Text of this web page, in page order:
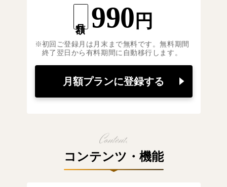
990 円
初回ご登録月は月末まで無料です。無料期間
終了翌日から有料期間に自動移行します。
月額プランに登録する
コンテンツ・機能